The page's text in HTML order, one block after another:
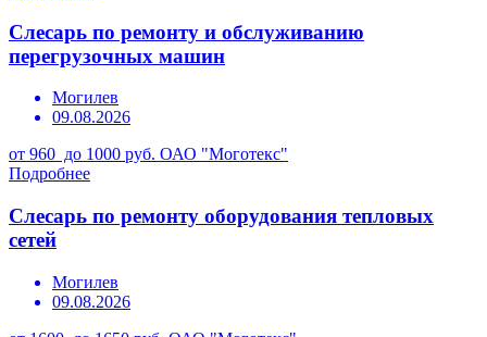
Слесарь по ремонту и обслуживанию
перегрузочных машин
Могилев
09.08.2026
от 960 до 1000 руб. ОАО "Моготекс"
Подробнее
Слесарь по ремонту оборудования тепловых
сетей
Могилев
09.08.2026